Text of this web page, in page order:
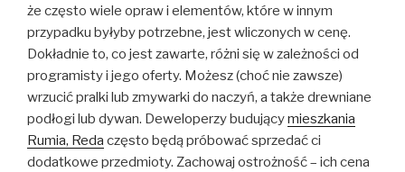
że często wiele opraw i elementów, które w innym
przypadku byłyby potrzebne, jest wliczonych w cenę.
Dokładnie to, co jest zawarte, różni się w zależności od
programisty i jego oferty. Możesz (choć nie zawsze)
wrzucić pralki lub zmywarki do naczyń, a także drewniane
podłogi lub dywan. Deweloperzy budującymieszkania
Rumia, Reda często będą próbować sprzedać ci
dodatkowe przedmioty. Zachowaj ostrożność – ich cena